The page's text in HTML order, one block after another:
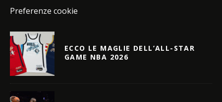
Preferenze cookie
ECCO LE MAGLIE DELL’ALL-STAR
GAME NBA 2026